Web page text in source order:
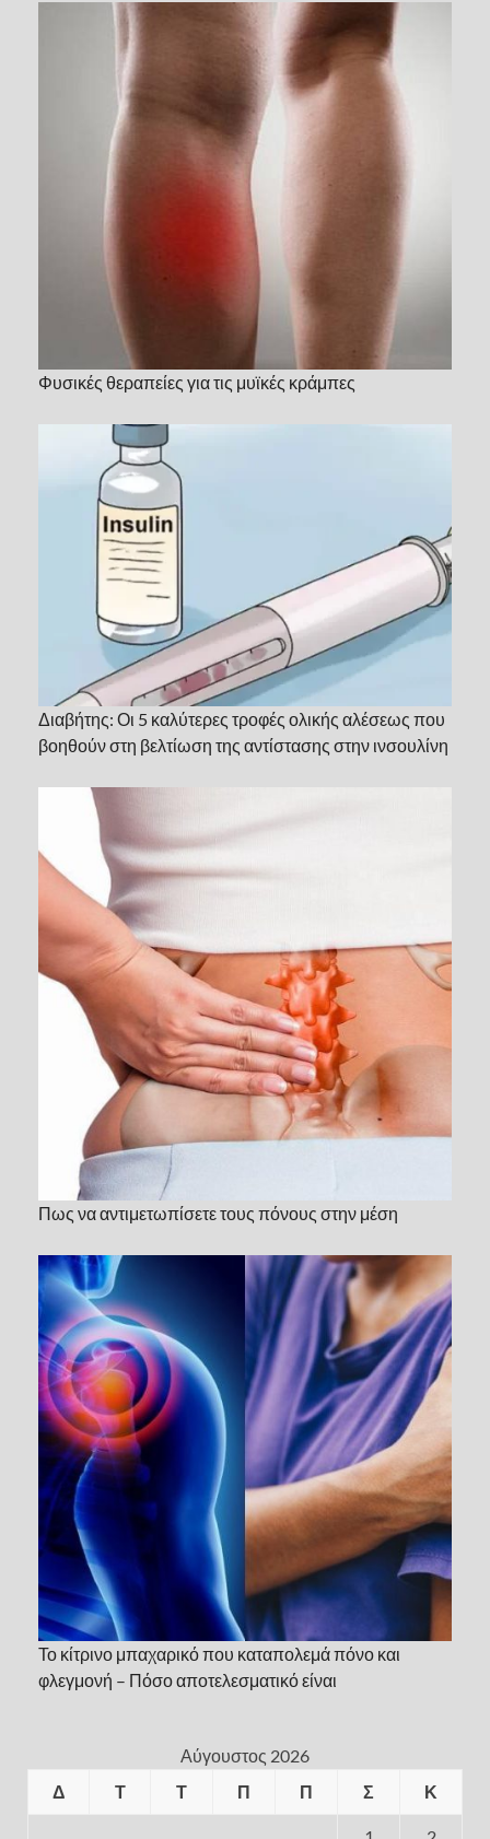
Φυσικές θεραπείες για τις μυϊκές κράμπες
Διαβήτης: Οι 5 καλύτερες τροφές ολικής αλέσεως που
βοηθούν στη βελτίωση της αντίστασης στην ινσουλίνη
Πως να αντιμετωπίσετε τους πόνους στην μέση
Το κίτρινο μπαχαρικό που καταπολεμά πόνο και
φλεγμονή – Πόσο αποτελεσματικό είναι
Αύγουστος 2026
Δ
Τ Τ Π Π Σ Κ